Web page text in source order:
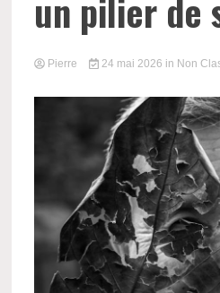
un pilier de
Pierre 24 mai 2026 in Non